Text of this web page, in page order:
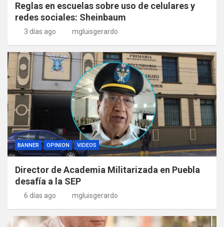
Reglas en escuelas sobre uso de celulares y
redes sociales: Sheinbaum
3 días ago mgluisgerardo
BANNER OPINION VIDEOS
Director de Academia Militarizada en Puebla
desafía a la SEP
6 días ago mgluisgerardo